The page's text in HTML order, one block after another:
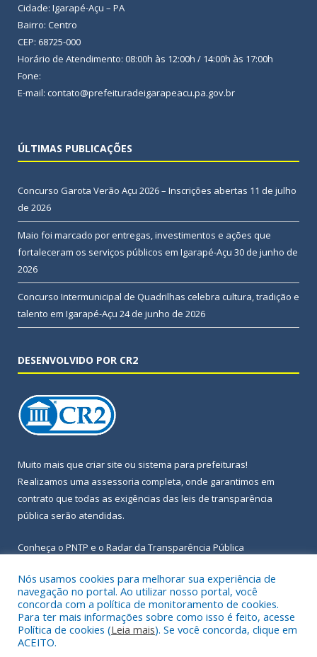
Cidade: Igarapé-Açu – PA
Bairro: Centro
CEP: 68725-000
Horário de Atendimento: 08:00h às 12:00h / 14:00h às 17:00h
Fone:
E-mail: contato@prefeituradeigarapeacu.pa.gov.br
ÚLTIMAS PUBLICAÇÕES
Concurso Garota Verão Açu 2026 – Inscrições abertas 11 de julho
de 2026
Maio foi marcado por entregas, investimentos e ações que
fortaleceram os serviços públicos em Igarapé-Açu 30 de junho de
2026
Concurso Intermunicipal de Quadrilhas celebra cultura, tradição e
talento em Igarapé-Açu 24 de junho de 2026
DESENVOLVIDO POR CR2
Muito mais que criar site ou sistema para prefeituras!
Realizamos uma assessoria completa, onde garantimos em
contrato que todas as exigências das leis de transparência
pública serão atendidas.
Conheça o PNTP e o Radar da Transparência Pública
Todos os direitos reservados a Prefeitura Municipal de Igarapé-
Açu.
Nós usamos cookies para melhorar sua experiência de
navegação no portal. Ao utilizar nosso portal, você
concorda com a política de monitoramento de cookies.
Para ter mais informações sobre como isso é feito, acesse
Política de cookies (Leia mais). Se você concorda, clique em
ACEITO.